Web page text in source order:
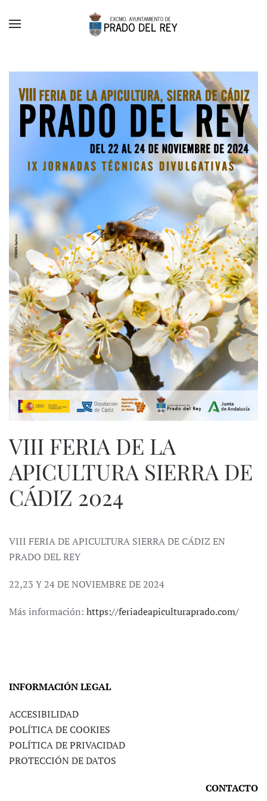
Skip to main content
VIII FERIA DE LA
APICULTURA SIERRA DE
CÁDIZ 2024
VIII FERIA DE APICULTURA SIERRA DE CÁDIZ EN
PRADO DEL REY
22,23 Y 24 DE NOVIEMBRE DE 2024
Más información: https://feriadeapiculturaprado.com/
INFORMACIÓN LEGAL
ACCESIBILIDAD
POLÍTICA DE COOKIES
POLÍTICA DE PRIVACIDAD
PROTECCIÓN DE DATOS
CONTACTO